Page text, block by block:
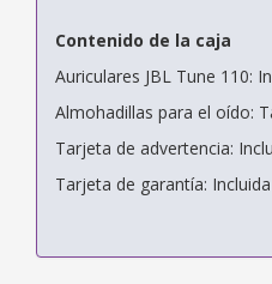
Contenido de la caja
Auriculares JBL Tune 110:
Almohadillas para el oído:
Tarjeta de advertencia:
Tarjeta de garantía: Incluida